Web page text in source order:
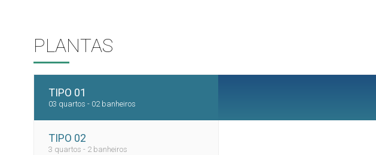
PLANTAS
TIPO 01
03 quartos - 02 banheiros
TIPO 02
3 quartos - 2 banheiros